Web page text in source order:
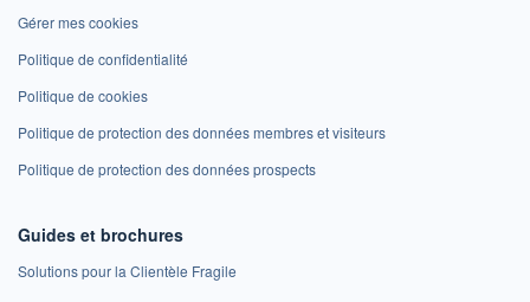
Gérer mes cookies
Politique de confidentialité
Politique de cookies
Politique de protection des données membres et visiteurs
Politique de protection des données prospects
Guides et brochures
Solutions pour la Clientèle Fragile